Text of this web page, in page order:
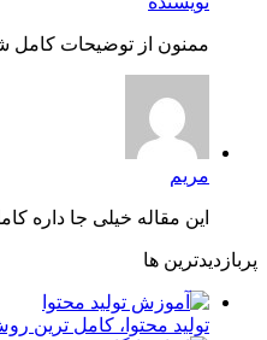
ممنون از توضیحات کامل
مریم
این مقاله خیلی جا داره
پربازدیدترین ها
توليد محتوا، کامل ترین روش